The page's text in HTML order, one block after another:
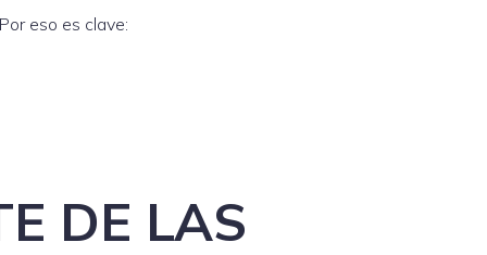
eso es clave:
DE LAS